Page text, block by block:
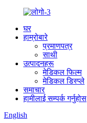
घर
हाम्रोबारे
प्रमाणपत्र
साथी
उत्पादनहरू
मेडिकल फिल्म
मेडिकल डिस्प्ले
समाचार
हामीलाई सम्पर्क गर्नुहोस
English